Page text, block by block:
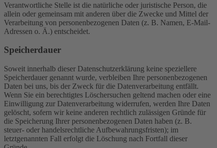
Verantwortliche Stelle ist die natürliche oder juristische Person, die
allein oder gemeinsam mit anderen über die Zwecke und Mittel der
Verarbeitung von personenbezogenen Daten (z. B. Namen, E-Mail-
Adressen o. Ä.) entscheidet.
Speicherdauer
Soweit innerhalb dieser Datenschutzerklärung keine speziellere
Speicherdauer genannt wurde, verbleiben Ihre personenbezogenen
Daten bei uns, bis der Zweck für die Datenverarbeitung entfällt.
Wenn Sie ein berechtigtes Löschersuchen geltend machen oder eine
Einwilligung zur Datenverarbeitung widerrufen, werden Ihre Daten
gelöscht, sofern wir keine anderen rechtlich zulässigen Gründe für
die Speicherung Ihrer personenbezogenen Daten haben (z. B.
steuer- oder handelsrechtliche Aufbewahrungsfristen); im
letztgenannten Fall erfolgt die Löschung nach Fortfall dieser